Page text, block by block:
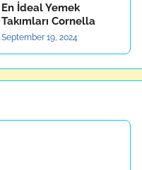
En İdeal Yemek
Takımları Cornella
September 19, 2024